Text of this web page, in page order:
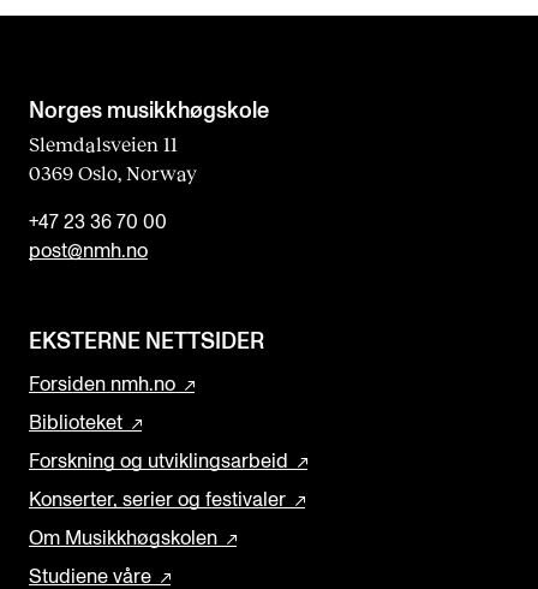
Norges musikk­høgskole
Slemdalsveien 11
0369 Oslo, Norway
+47 23 36 70 00
post@nmh.no
EKSTERNE NETTSIDER
Forsiden nmh.no
Biblioteket
Forskning og utviklingsarbeid
Konserter, serier og festivaler
Om Musikkhøgskolen
Studiene våre